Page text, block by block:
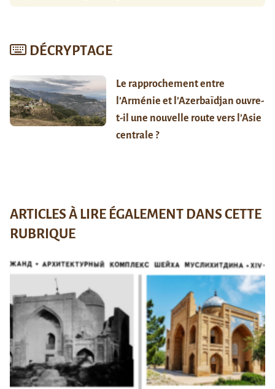
DÉCRYPTAGE
Le rapprochement entre
l’Arménie et l’Azerbaïdjan ouvre-
t-il une nouvelle route vers l’Asie
centrale ?
ARTICLES À LIRE ÉGALEMENT DANS CETTE
RUBRIQUE